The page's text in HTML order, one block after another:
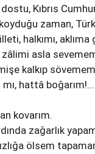
Kıbrıs
zaman,
halkımı,
asla
kalkıp
hattâ boğarım!...
kovarım.
zağarlık
ölsem